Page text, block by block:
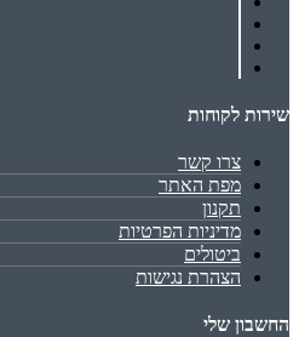
שירות לקוחות
צרו קשר
מפת האתר
תקנון
מדיניות הפרטיות
ביטולים
הצהרת נגישות
החשבון שלי